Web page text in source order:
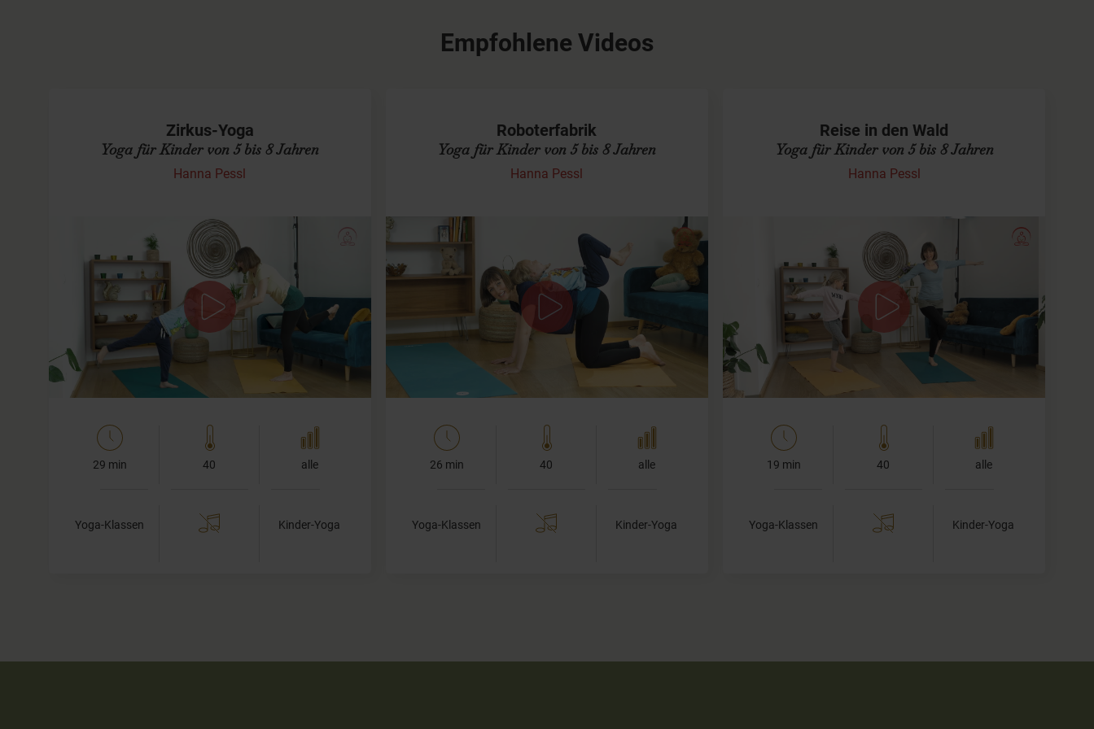
Empfohlene Videos
Zirkus-Yoga
Yoga für Kinder von 5 bis 8 Jahren
Hanna Pessl
Manege frei!
Heute geht`s in den Zirkus. Wir fahren mit dem Zirkus-
Zug, schnuppern und futtern Popcorn und schlüpfen in
verschiedene Rollen. Zum Beispiel dürfen die Kinder auf
ihren Mama- ode…
29 min 40 alle
Yoga-Klassen Kinder-Yoga
Roboterfabrik
Yoga für Kinder von 5 bis 8 Jahren
Hanna Pessl
Für Dein Kind und Dich
Kinderyoga
Einheit robottern wir uns durch
den Sonnengruß, kugeln herum und bauen ein
Amphibien-Flugzeug-Dingsbums mit viel Brumm.
Außerdem zeige ich euch eine…
26 min 40 alle
Yoga-Klassen Kinder-Yoga
Reise in den Wald
Yoga für Kinder von 5 bis 8 Jahren
Hanna Pessl
Mit dem fliegenden Teppich durch den
Wald
Unsere Yogamatte wird bei dieserKinderyoga
zum fliegenden Teppich und damit fliegen wir durch
den Wald. Dabei erleben wir allerhand Abenteuer. Ihr…
19 min 40 alle
Yoga-Klassen Kinder-Yoga